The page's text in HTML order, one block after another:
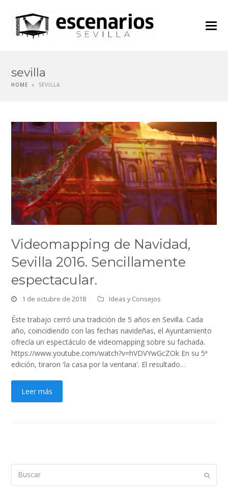
sevilla
HOME » SEVILLA
Videomapping de Navidad,
Sevilla 2016. Sencillamente
espectacular.
1 de octubre de 2018 Ideas y Consejos
Éste trabajo cerró una tradición de 5 años en Sevilla. Cada
año, coincidiendo con las fechas navideñas, el Ayuntamiento
ofrecía un espectáculo de videomapping sobre su fachada.
https://www.youtube.com/watch?v=hVDVYwGcZOk En su 5ª
edición, tiraron 'la casa por la ventana'. El resultado…
Leer más
Enviar